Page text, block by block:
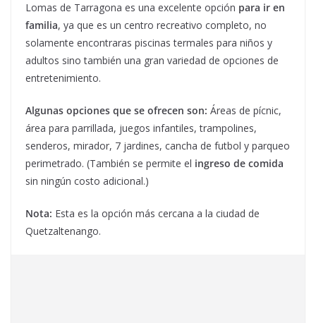
Lomas de Tarragona es una excelente opción para ir en
familia, ya que es un centro recreativo completo, no
solamente encontraras piscinas termales para niños y
adultos sino también una gran variedad de opciones de
entretenimiento.
Algunas opciones que se ofrecen son: Áreas de pícnic,
área para parrillada, juegos infantiles, trampolines,
senderos, mirador, 7 jardines, cancha de futbol y parqueo
perimetrado. (También se permite el ingreso de comida
sin ningún costo adicional.)
Nota: Esta es la opción más cercana a la ciudad de
Quetzaltenango.